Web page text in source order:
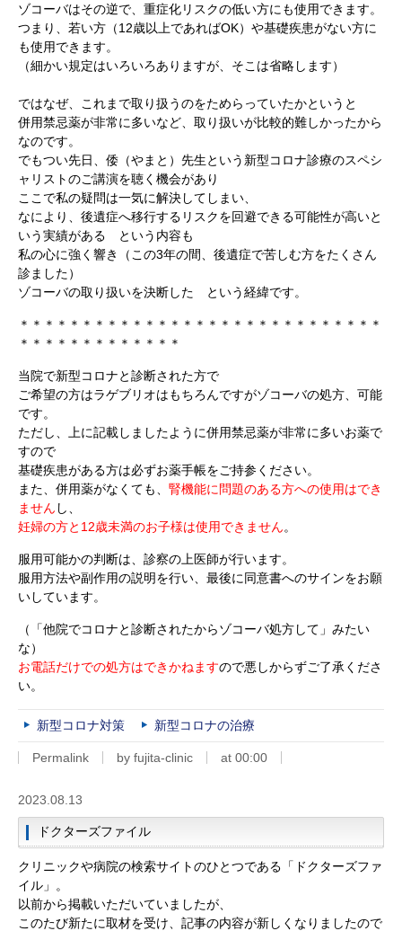
ゾコーバはその逆で、重症化リスクの低い方にも使用できます。
つまり、若い方（12歳以上であればOK）や基礎疾患がない方に
も使用できます。
（細かい規定はいろいろありますが、そこは省略します）
ではなぜ、これまで取り扱うのをためらっていたかというと
併用禁忌薬が非常に多いなど、取り扱いが比較的難しかったから
なのです。
でもつい先日、倭（やまと）先生という新型コロナ診療のスペシ
ャリストのご講演を聴く機会があり
ここで私の疑問は一気に解決してしまい、
なにより、後遺症へ移行するリスクを回避できる可能性が高いと
いう実績がある という内容も
私の心に強く響き（この3年の間、後遺症で苦しむ方をたくさん
診ました）
ゾコーバの取り扱いを決断した という経緯です。
＊＊＊＊＊＊＊＊＊＊＊＊＊＊＊＊＊＊＊＊＊＊＊＊＊＊＊＊＊
＊＊＊＊＊＊＊＊＊＊＊＊＊
当院で新型コロナと診断された方で
ご希望の方はラゲブリオはもちろんですがゾコーバの処方、可能
です。
ただし、上に記載しましたように併用禁忌薬が非常に多いお薬で
すので
基礎疾患がある方は必ずお薬手帳をご持参ください。
また、併用薬がなくても、 腎機能に問題のある方への使用はでき
ません し、
妊婦の方と12歳未満のお子様は使用できません。
服用可能かの判断は、診察の上医師が行います。
服用方法や副作用の説明を行い、最後に同意書へのサインをお願
いしています。
（「他院でコロナと診断されたからゾコーバ処方して」みたい
な）
お電話だけでの処方はできかねますので悪しからずご了承くださ
い。
新型コロナ対策 新型コロナの治療
Permalink by fujita-clinic at 00:00
2023.08.13
ドクターズファイル
クリニックや病院の検索サイトのひとつである「ドクターズファ
イル」。
以前から掲載いただいていましたが、
このたび新たに取材を受け、記事の内容が新しくなりましたので